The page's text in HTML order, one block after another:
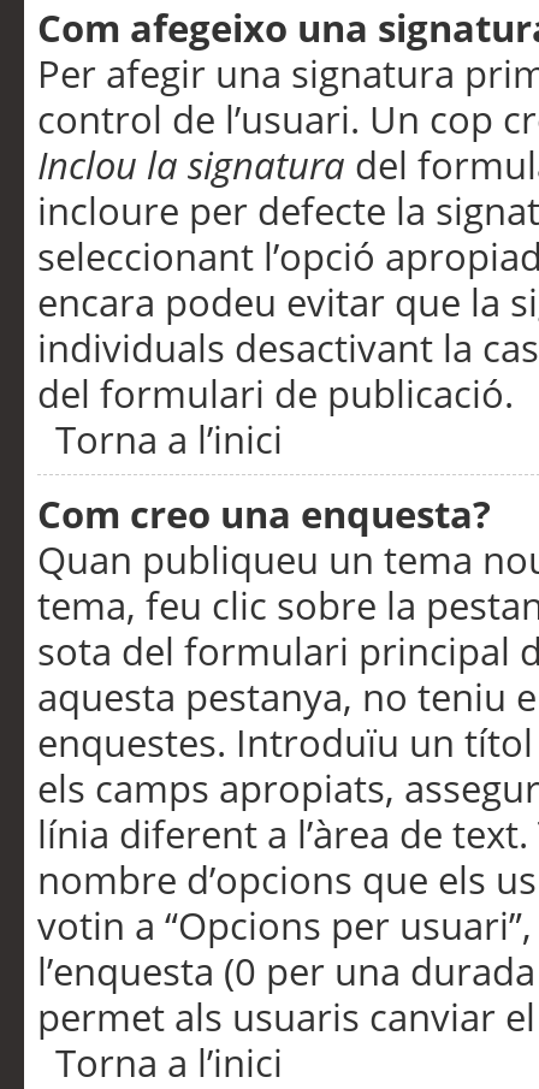
Com afegeixo una
Per afegir una signatura
control de l’usuari. Un cop
Inclou la signatura del
incloure per defecte la
seleccionant l’opció
encara podeu evitar que la
individuals desactivant la
del formulari de publicació.
Torna a l’inici
Com creo una enquesta?
Quan publiqueu un tema
tema, feu clic sobre la
sota del formulari principal
aquesta pestanya, no teniu
enquestes. Introduïu un
els camps apropiats,
línia diferent a l’àrea de
nombre d’opcions que els
votin a “Opcions per
l’enquesta (0 per una
permet als usuaris canviar
Torna a l’inici